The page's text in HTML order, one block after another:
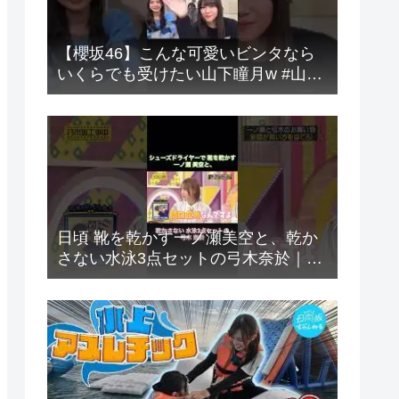
​【櫻坂46】こんな可愛いビンタなら
いくらでも受けたい山下瞳月w #山下
瞳月 #谷口愛季 #森田ひかる #櫻坂46
日頃 靴を乾かす一ノ瀬美空と、乾か
さない水泳3点セットの弓木奈於｜乃
木坂46 バナナマン【乃木坂工事中】
【チーム対抗！これいくら金？】